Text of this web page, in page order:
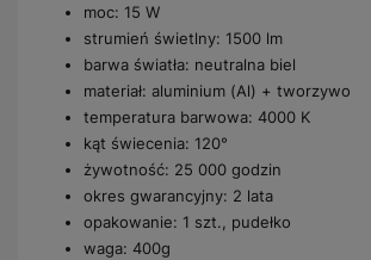
moc: 15 W
strumień świetlny: 1500 lm
barwa światła: neutralna biel
materiał: aluminium (Al) + tworzywo
temperatura barwowa: 4000 K
kąt świecenia: 120°
żywotność: 25 000 godzin
okres gwarancyjny: 2 lata
opakowanie: 1 szt., pudełko
waga: 400g